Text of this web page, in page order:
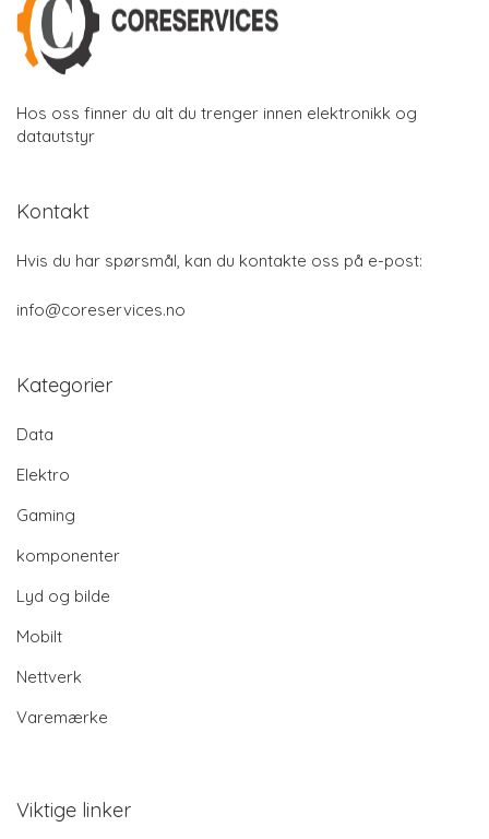
Hos oss finner du alt du trenger innen elektronikk og
datautstyr
Kontakt
Hvis du har spørsmål, kan du kontakte oss på e-post:
info@coreservices.no
Kategorier
Data
Elektro
Gaming
komponenter
Lyd og bilde
Mobilt
Nettverk
Varemærke
Viktige linker